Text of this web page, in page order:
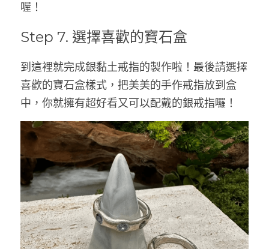
喔！
Step 7. 選擇喜歡的寶石盒
到這裡就完成銀黏土戒指的製作啦！最後請選擇
喜歡的寶石盒樣式，把美美的手作戒指放到盒
中，你就擁有超好看又可以配戴的銀戒指囉！